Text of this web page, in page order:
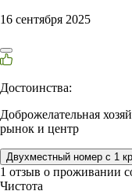
16 сентября 2025
Достоинства:
Доброжелательная
рынок и центр
Двухместный номер с 1
1 отзыв о проживании
Чистота